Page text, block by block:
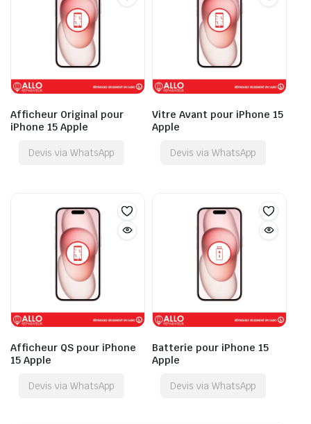
Afficheur Original pour
iPhone 15 Apple
Devis via WhatsApp
Vitre Avant pour iPhone 15
Apple
Devis via WhatsApp
Afficheur QS pour iPhone
15 Apple
Devis via WhatsApp
Batterie pour iPhone 15
Apple
Devis via WhatsApp